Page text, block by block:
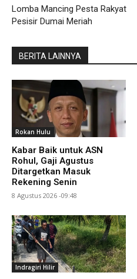
Lomba Mancing Pesta Rakyat
Pesisir Dumai Meriah
BERITA LAINNYA
Rokan Hulu
Kabar Baik untuk ASN
Rohul, Gaji Agustus
Ditargetkan Masuk
Rekening Senin
8 Agustus 2026 -09:48
Indragiri Hilir